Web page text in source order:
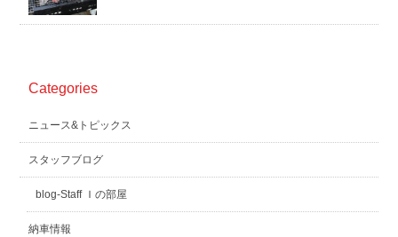
スタッフblog 納車blog
ホーム T.U.C.GROUP
Categories
ニュース&トピックス
スタッフブログ
blog-Staff Ｉの部屋
納車情報